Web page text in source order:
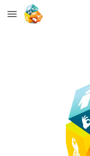
Skip to main content